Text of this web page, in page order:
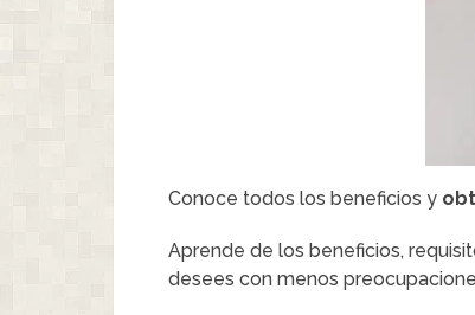
Conoce todos los beneficios y
Aprende de los beneficios,
desees con menos